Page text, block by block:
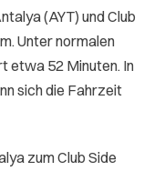
(AYT) und Club
Unter normalen
etwa 52 Minuten. In
sich die Fahrzeit
zum Club Side